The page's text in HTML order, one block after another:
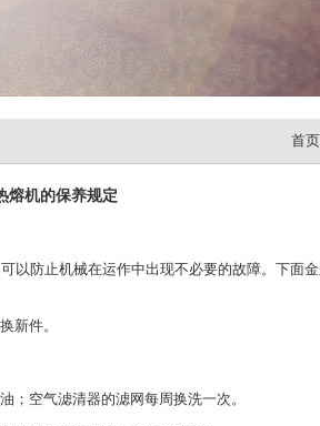
首页
熔机的保养规定
可以防止机械在运作中出现不必要的故障。下
。
；空气滤清器的滤网每周换洗一次。